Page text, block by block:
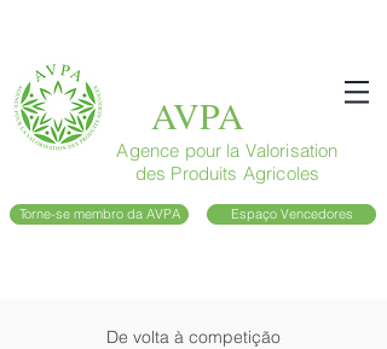
AVPA
Agence pour la Valorisation
des Produits Agricoles
Torne-se membro da AVPA Espaço Vencedores
De volta à competição